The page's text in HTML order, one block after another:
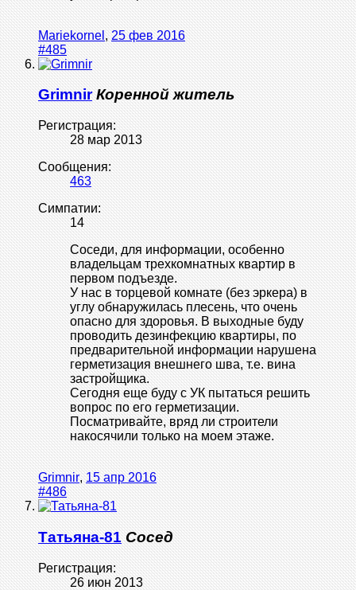
Mariekornel , 25 фев 2016
#485
Grimnir Коренной житель
Регистрация:
28 мар 2013
Сообщения:
463
Симпатии:
14
Соседи, для информации, особенно
владельцам трехкомнатных квартир в
первом подъезде.
У нас в торцевой комнате (без эркера) в
углу обнаружилась плесень, что очень
опасно для здоровья. В выходные буду
проводить дезинфекцию квартиры, по
предварительной информации нарушена
герметизация внешнего шва, т.е. вина
застройщика.
Сегодня еще буду с УК пытаться решить
вопрос по его герметизации.
Посматривайте, вряд ли строители
накосячили только на моем этаже.
Grimnir, 15 апр 2016
#486
Татьяна-81 Сосед
Регистрация:
26 июн 2013